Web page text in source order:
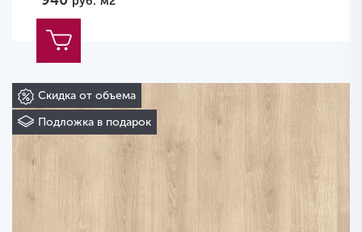
Скидка от объема
Подложка в подарок